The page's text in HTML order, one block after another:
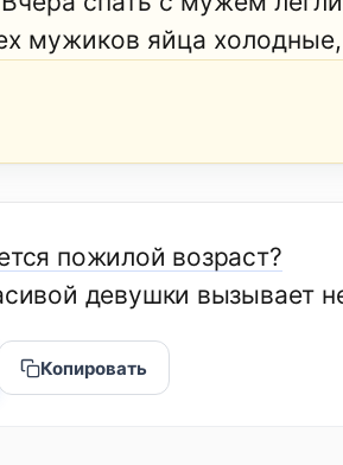
мужиков яйца холодные,
пожилой возраст?
девушки вызывает
Копировать